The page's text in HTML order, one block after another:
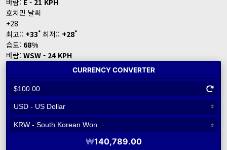
바람: E - 21 KPH
호치민 날씨
+28
최고:: +33° 최저:: +28°
습도: 68%
바람: WSW - 24 KPH